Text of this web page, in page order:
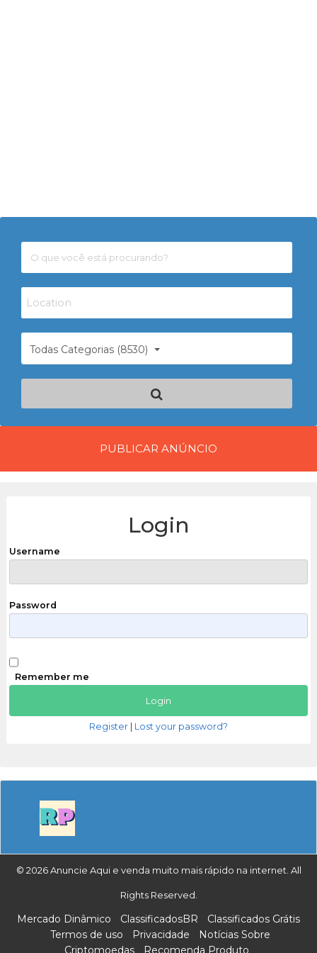
Todas Categorias (8530)
PUBLICAR ANÚNCIO
Login
Username
Password
Remember me
Register Lost your password?
© 2026 Anuncie Aqui e venda muito mais rápido na internet. All
Rights Reserved.
Mercado Dinâmico ClassificadosBR
Classificados Grátis
Termos de uso
Privacidade
Notícias Sobre
Criptomoedas
Recomenda Produto